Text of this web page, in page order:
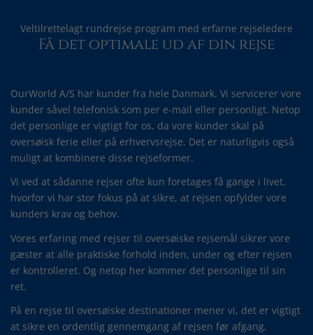
Veltilrettelagt rundrejse program med erfarne rejseledere
Få det optimale ud af din rejse
OurWorld A/S har kunder fra hele Danmark. Vi servicerer vore
kunder såvel telefonisk som per e-mail eller personligt. Netop
det personlige er vigtigt for os, da vore kunder skal på
oversøisk ferie eller på erhvervsrejse. Det er naturligvis også
muligt at kombinere disse rejseformer.
Vi ved at sådanne rejser ofte kun foretages få gange i livet,
hvorfor vi har stor fokus på at sikre, at rejsen opfylder vore
kunders krav og behov.
Vores erfaring med rejser til oversøiske rejsemål sikrer vore
gæster at alle praktiske forhold inden, under og efter rejsen
er kontrolleret. Og netop her kommer det personlige til sin
ret.
På en rejse til oversøiske destinationer mener vi, det er vigtigt
at sikre en ordentlig gennemgang af rejsen før afgang,